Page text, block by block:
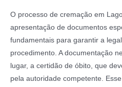
O processo de cremação em
apresentação de documentos
fundamentais para garantir a
procedimento. A documentação
lugar, a certidão de óbito, que
pela autoridade competente.